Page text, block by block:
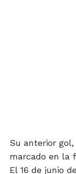
Su anterior
marcado en la
El 16 de junio